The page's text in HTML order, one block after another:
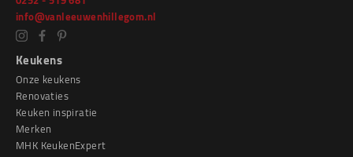
info@vanleeuwenhillegom.nl
Keukens
Onze keukens
Renovaties
Keuken inspiratie
Merken
MHK KeukenExpert